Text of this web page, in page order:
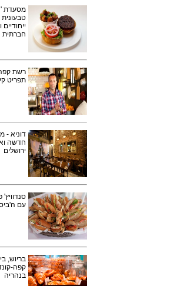
מסעדת
ייחודיים
חברתית
רשת
תפריט
דוניא -
חדשה
ירושלים
עם
בריוש,
קפה-
בנהריה